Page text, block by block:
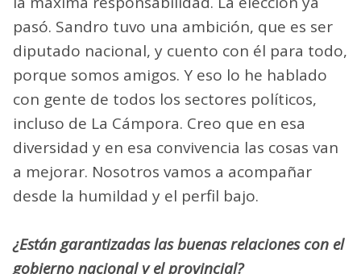
pasó. Sandro tuvo una ambición, que es ser
diputado nacional, y cuento con él para todo,
porque somos amigos. Y eso lo he hablado
con gente de todos los sectores políticos,
incluso de La Cámpora. Creo que en esa
diversidad y en esa convivencia las cosas van
a mejorar. Nosotros vamos a acompañar
desde la humildad y el perfil bajo.
¿Están garantizadas las buenas relaciones con el
gobierno nacional y el provincial?